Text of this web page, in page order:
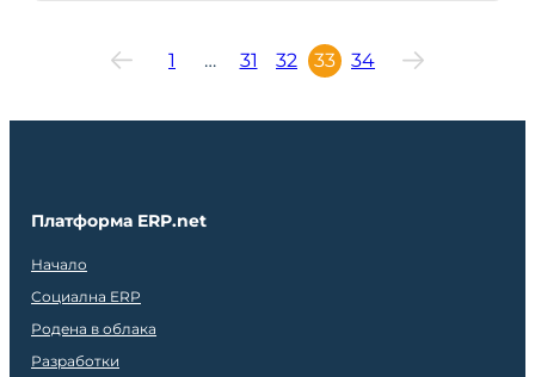
1 … 31 32 33 34
Платформа ERP.net
Начало
Социална ERP
Родена в облака
Разработки